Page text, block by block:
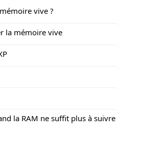
vive ?
la mémoire vive
la RAM ne suffit plus à suivre